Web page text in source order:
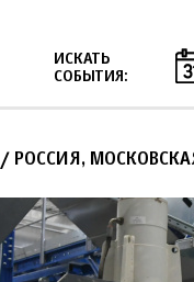
ИСКАТЬ
СОБЫТИЯ:
/ РОССИЯ,